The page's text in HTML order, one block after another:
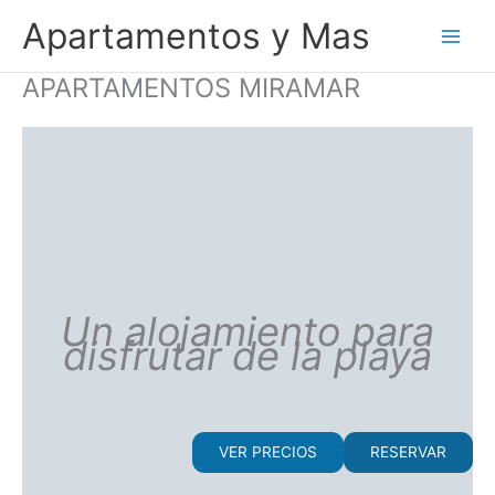
contenido
Apartamentos y Mas
APARTAMENTOS MIRAMAR
Un alojamiento para
disfrutar de la playa
VER PRECIOS RESERVAR